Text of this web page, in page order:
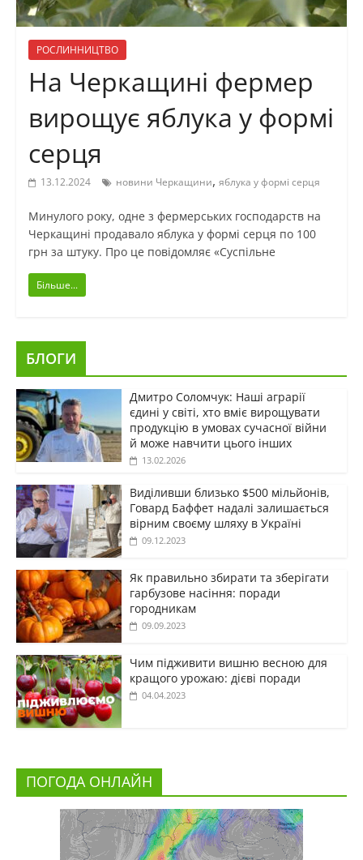
РОСЛИННИЦТВО
На Черкащині фермер
вирощує яблука у формі
серця
13.12.2024 новини Черкащини, яблука у формі серця
Минулого року, одне з фермерських господарств на
Черкащині продавало яблука у формі серця по 100
грн за штуку. Про це повідомляє «Суспільне
Більше...
БЛОГИ
Дмитро Соломчук: Наші аграрії
єдині у світі, хто вміє вирощувати
продукцію в умовах сучасної війни
й може навчити цього інших
13.02.2026
Виділивши близько $500 мільйонів,
Говард Баффет надалі залишається
вірним своєму шляху в Україні
09.12.2023
Як правильно збирати та зберігати
гарбузове насіння: поради
городникам
09.09.2023
Чим підживити вишню весною для
кращого урожаю: дієві поради
04.04.2023
ПОГОДА ОНЛАЙН